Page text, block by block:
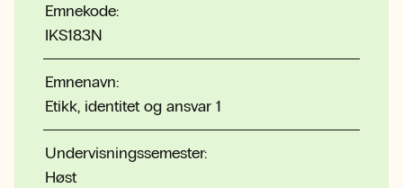
Emnekode:
IKS183N
Emnenavn:
Etikk, identitet og ansvar 1
Undervisningssemester:
Høst